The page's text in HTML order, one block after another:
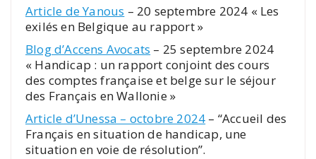
Article de Yanous – 20 septembre 2024 « Les
exilés en Belgique au rapport »
Blog d’Accens Avocats – 25 septembre 2024
« Handicap : un rapport conjoint des cours
des comptes française et belge sur le séjour
des Français en Wallonie »
Article d’Unessa – octobre 2024 – “Accueil des
Français en situation de handicap, une
situation en voie de résolution”.